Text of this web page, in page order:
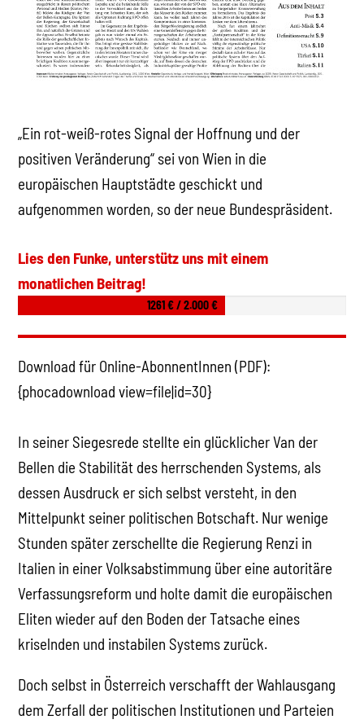
„Ein rot-weiß-rotes Signal der Hoffnung und der
positiven Veränderung“ sei von Wien in die
europäischen Hauptstädte geschickt und
aufgenommen worden, so der neue Bundespräsident.
Lies den Funke, unterstütz uns mit einem
monatlichen Beitrag!
1261 € / 2.000 €
Download für Online-AbonnentInnen (PDF):
{phocadownload view=file|id=30}
In seiner Siegesrede stellte ein glücklicher Van der
Bellen die Stabilität des herrschenden Systems, als
dessen Ausdruck er sich selbst versteht, in den
Mittelpunkt seiner politischen Botschaft. Nur wenige
Stunden später zerschellte die Regierung Renzi in
Italien in einer Volksabstimmung über eine autoritäre
Verfassungsreform und holte damit die europäischen
Eliten wieder auf den Boden der Tatsache eines
kriselnden und instabilen Systems zurück.
Doch selbst in Österreich verschafft der Wahlausgang
dem Zerfall der politischen Institutionen und Parteien